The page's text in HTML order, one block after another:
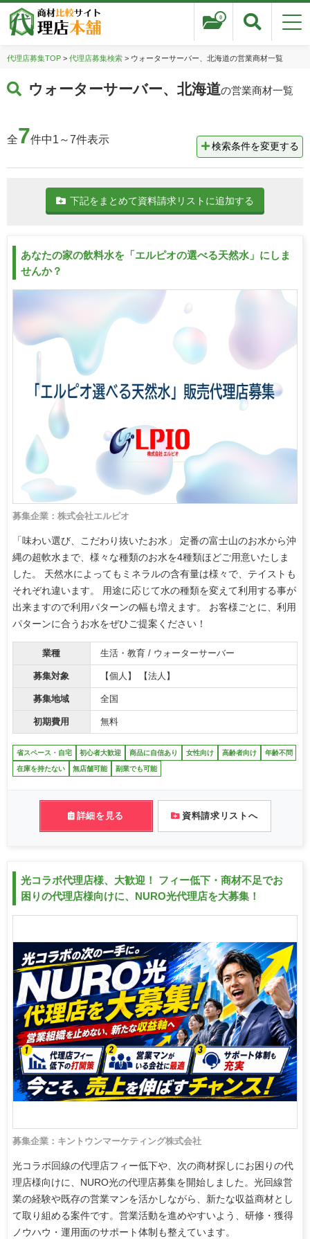
0
代理店募集TOP> 代理店募集検索> ウォーターサーバー、北海道の営業商材一覧
ウォーターサーバー、北海道の営業商材一覧
全7件中1～7件表示
検索条件を変更する
下記をまとめて資料請求リストに追加する
あなたの家の飲料水を「エルピオの選べる天然水」にしま
せんか？
募集企業：株式会社エルピオ
「味わい選び、こだわり抜いたお水」 定番の富士山のお水から沖
縄の超軟水まで、様々な種類のお水を4種類ほどご用意いたしま
した。 天然水によってもミネラルの含有量は様々で、テイストも
それぞれ違います。 用途に応じて水の種類を変えて利用する事が
出来ますので利用パターンの幅も増えます。 お客様ごとに、利用
パターンに合うお水をぜひご提案ください！
業種 生活・教育 / ウォーターサーバー
募集対象 【個人】 【法人】
募集地域 全国
初期費用 無料
省スペース・自宅 初心者大歓迎 商品に自信あり 女性向け 高齢者向け 年齢不問
在庫を持たない 無店舗可能 副業でも可能
詳細を見る 資料請求リストへ
光コラボ代理店様、大歓迎！ フィー低下・商材不足でお
困りの代理店様向けに、NURO光代理店を大募集！
募集企業：キントウンマーケティング株式会社
光コラボ回線の代理店フィー低下や、次の商材探しにお困りの代
理店様向けに、NURO光の代理店募集を開始しました。光回線営
業の経験や既存の営業マンを活かしながら、新たな収益商材とし
て取り組める案件です。営業活動を進めやすいよう、研修・獲得
ノウハウ・運用面のサポート体制も整えています。